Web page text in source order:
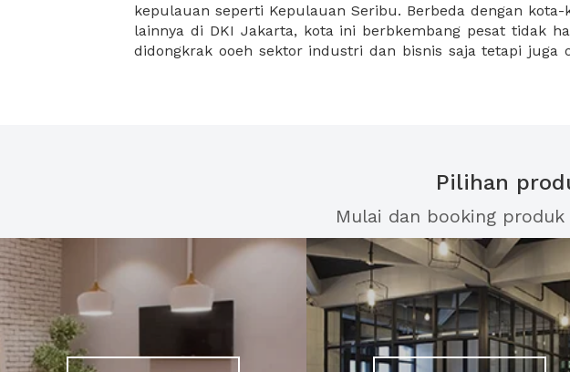
kepulauan seperti Kepulauan Seribu. Berbeda dengan kota-
lainnya di DKI Jakarta, kota ini berbkembang pesat tidak
didongkrak ooeh sektor industri dan bisnis saja tetapi juga
Pilihan
Mulai dan booking